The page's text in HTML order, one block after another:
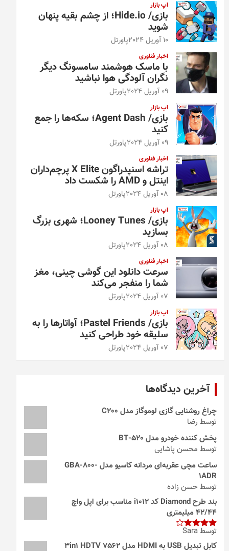
اپ بازار
بازی/ Hide.io؛ از چشم بقیه پنهان
شوید
10 آوریل 2024 پاورتل
اخبار فناوری
با ماسک هوشمند سامسونگ دیگر
نگران آلودگی هوا نباشید
09 آوریل 2024 پاورتل
اپ بازار
بازی/ Agent Dash؛ سکه‌ها را جمع
کنید
09 آوریل 2024 پاورتل
اخبار فناوری
تراشه اسنپدراگون X Elite پرچم‌داران
اینتل و AMD را شکست داد
08 آوریل 2024 پاورتل
اپ بازار
بازی/ Looney Tunes؛ شهری بزرگ
بسازید
08 آوریل 2024 پاورتل
اخبار فناوری
سرعت دانلود این گوشی چینی، مغز
شما را منفجر می‌کند
07 آوریل 2024 پاورتل
اپ بازار
بازی/ Pastel Friends؛ آواتارها را به
سلیقه خود طراحی کنید
07 آوریل 2024 پاورتل
آخرین دیدگاه‌ها
چراغ روشنایی گازی لوموگاز مدل C200
توسط رضا
پخش کننده خودرو مدل 520-BT
توسط محسن پاشایی
ساعت مچی عقربه‌ای مردانه کاسیو مدل GBA-800-
1ADR
توسط حسن زاده
بند طرح Diamond کد i1012 مناسب برای اپل واچ
42/44 میلیمتری
امتیاز4
از 5
توسط Sara
کابل تبدیل USB به HDMI مدل 3in1 HDTV 7562